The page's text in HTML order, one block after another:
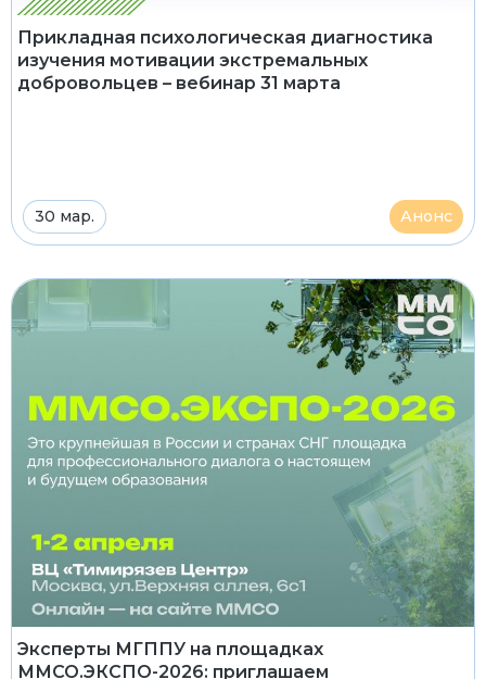
Прикладная психологическая диагностика
изучения мотивации экстремальных
добровольцев – вебинар 31 марта
30 мар. Анонс
Эксперты МГППУ на площадках
ММСО.ЭКСПО-2026: приглашаем